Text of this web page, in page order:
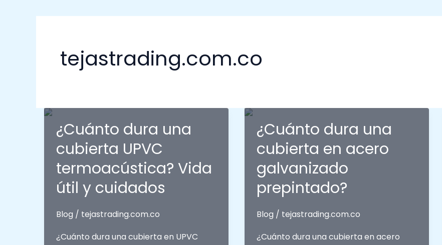
tejastrading.com.co
¿Cuánto dura una
cubierta UPVC
termoacústica? Vida
útil y cuidados
Blog / tejastrading.com.co
¿Cuánto dura una cubierta en UPVC
¿Cuánto dura una
cubierta en acero
galvanizado
prepintado?
Blog / tejastrading.com.co
¿Cuánto dura una cubierta en acero